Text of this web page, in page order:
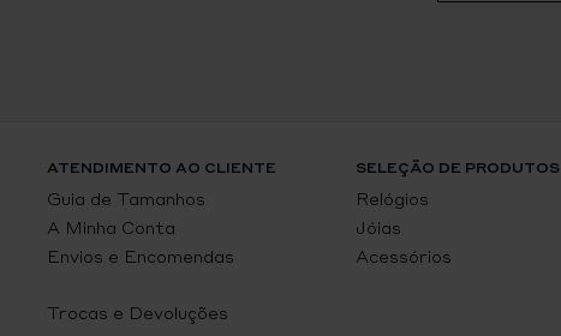
ATENDIMENTO AO CLIENTE
Guia de Tamanhos
A Minha Conta
Envios e Encomendas
Trocas e Devoluções
SELEÇÃO DE PRODUTOS
Relógios
Jóias
Acessórios